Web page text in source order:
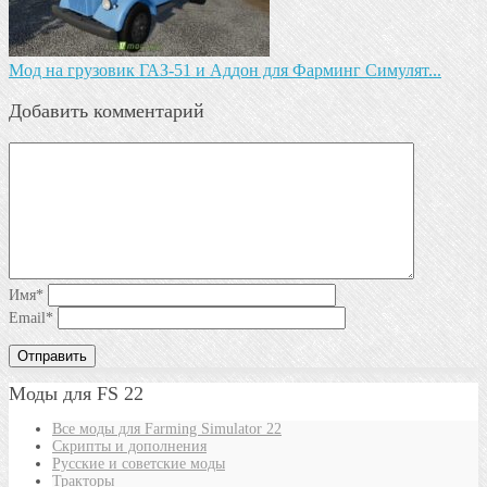
Мод на грузовик ГАЗ-51 и Аддон для Фарминг Симулят...
Добавить комментарий
Имя*
Email*
Моды для FS 22
Все моды для Farming Simulator 22
Скрипты и дополнения
Русские и советские моды
Тракторы